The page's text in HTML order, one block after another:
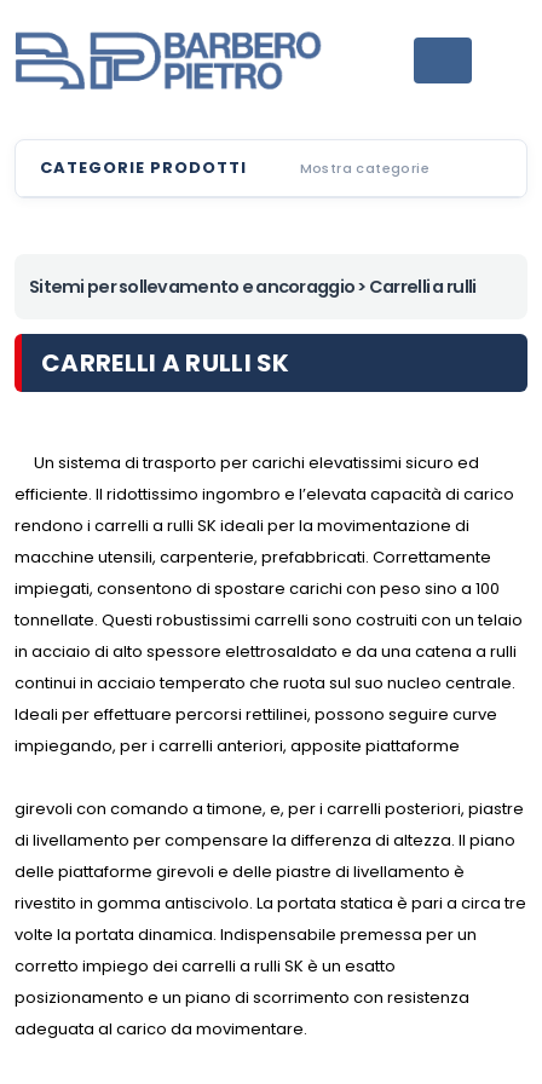
CATEGORIE PRODOTTI Mostra categorie
Sitemi per sollevamento e ancoraggio> Carrelli a rulli
CARRELLI A RULLI SK
Un sistema di trasporto per carichi elevatissimi sicuro ed
efficiente. Il ridottissimo ingombro e l’elevata capacità di carico
rendono i carrelli a rulli SK ideali per la movimentazione di
macchine utensili, carpenterie, prefabbricati. Correttamente
impiegati, consentono di spostare carichi con peso sino a 100
tonnellate. Questi robustissimi carrelli sono costruiti con un telaio
in acciaio di alto spessore elettrosaldato e da una catena a rulli
continui in acciaio temperato che ruota sul suo nucleo centrale.
Ideali per effettuare percorsi rettilinei, possono seguire curve
impiegando, per i carrelli anteriori, apposite piattaforme
girevoli con comando a timone, e, per i carrelli posteriori, piastre
di livellamento per compensare la differenza di altezza. Il piano
delle piattaforme girevoli e delle piastre di livellamento è
rivestito in gomma antiscivolo. La portata statica è pari a circa tre
volte la portata dinamica. Indispensabile premessa per un
corretto impiego dei carrelli a rulli SK è un esatto
posizionamento e un piano di scorrimento con resistenza
adeguata al carico da movimentare.